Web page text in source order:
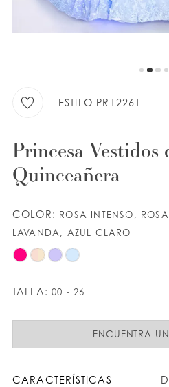
ESTILO PR12261
Princesa Vestidos
Quinceañera
COLOR: ROSA INTENSO,
LAVANDA, AZUL CLARO
TALLA: 00 - 26
ENCUENTRA
CARACTERÍSTICAS